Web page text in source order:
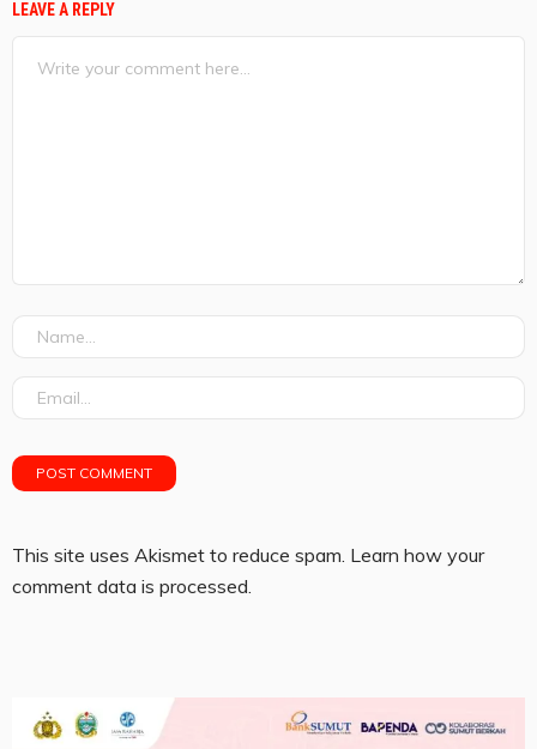
LEAVE A REPLY
This site uses Akismet to reduce spam. Learn how your
comment data is processed.